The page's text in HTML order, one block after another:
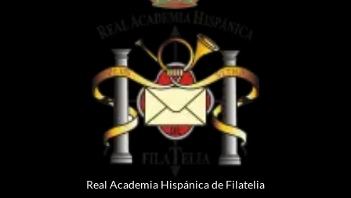
Real Academia Hispánica de Filatelia